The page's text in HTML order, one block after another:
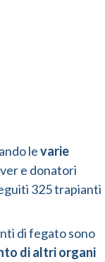
levarie
e donatori
325 trapianti
di fegato sono
di altri organi